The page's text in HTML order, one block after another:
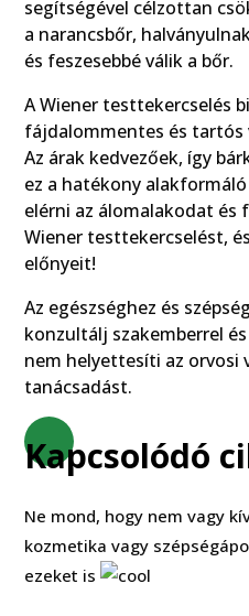
segítségével célzottan
a narancsbőr,
és feszesebbé válik a bőr.
A Wiener testtekercselés
fájdalommentes és tartós
Az árak kedvezőek, így
ez a hatékony
elérni az álomalakodat és
Wiener testtekercselést,
előnyeit!
Az egészséghez és
konzultálj szakemberrel
nem helyettesíti az orvosi
tanácsadást.
Kapcsolódó
Ne mond, hogy nem vagy
kozmetika vagy
ezeket is